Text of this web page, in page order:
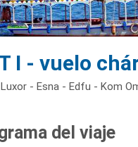
I - vuelo
Luxor - Esna - Edfu - Kom
del viaje